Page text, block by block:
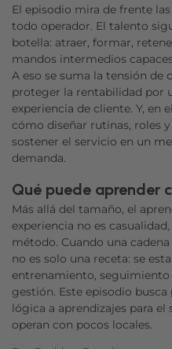
El episodio mira de frente
todo operador. El talento
botella: atraer, formar,
mandos intermedios
A eso se suma la tensión de
proteger la rentabilidad por
experiencia de cliente. Y, en
cómo diseñar rutinas, roles
sostener el servicio en un
demanda.
Qué puede aprender
Más allá del tamaño, el
experiencia no es
método. Cuando una
no es solo una receta: se
entrenamiento,
gestión. Este episodio
lógica a aprendizajes para el
operan con pocos locales.